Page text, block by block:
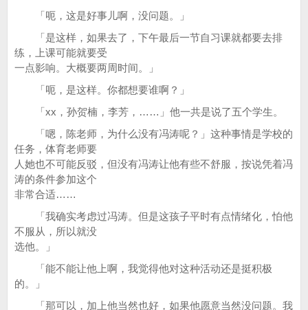
「呃，这是好事儿啊，没问题。」
「是这样，如果去了，下午最后一节自习课就都要去排
练，上课可能就要受
一点影响。大概要两周时间。」
「呃，是这样。你都想要谁啊？」
「xx，孙贺楠，李芳，……」他一共是说了五个学生。
「嗯，陈老师，为什么没有冯涛呢？」这种事情是学校的
任务，体育老师要
人她也不可能反驳，但没有冯涛让他有些不舒服，按说凭着冯
涛的条件参加这个
非常合适……
「我确实考虑过冯涛。但是这孩子平时有点情绪化，怕他
不服从，所以就没
选他。」
「能不能让他上啊，我觉得他对这种活动还是挺积极
的。」
「那可以，加上他当然也好，如果他愿意当然没问题。我